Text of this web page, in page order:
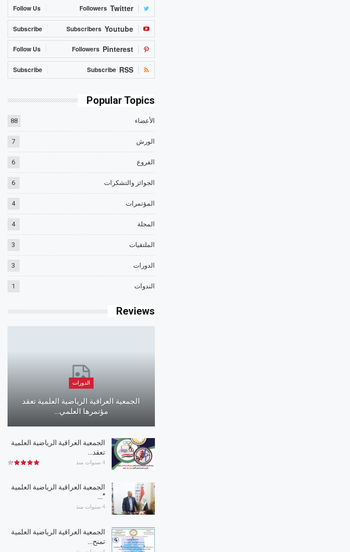
Twitter
Followers
Follow Us
Youtube
Subscribers
Subscribe
Pinterest
Followers
Follow Us
RSS
Subscribe
Subscribe
Popular Topics
الأعضاء 88
الورش 7
الفروع 6
الجوائز والتشكرات 6
المؤتمرات 4
المجلة 4
الملتقيات 3
الدورات 3
الندوات 1
Reviews
الدورات
الجمعية العراقية الرياضية العلمية تعقد
مؤتمرها العلمي…
الجمعية العراقية الرياضية العلمية
تعقد…
4 سنوات منذ
الجمعية العراقية الرياضية العلمية
”…
4 سنوات منذ
الجمعية العراقية الرياضية العلمية
تمنح…